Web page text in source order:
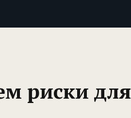
риски для